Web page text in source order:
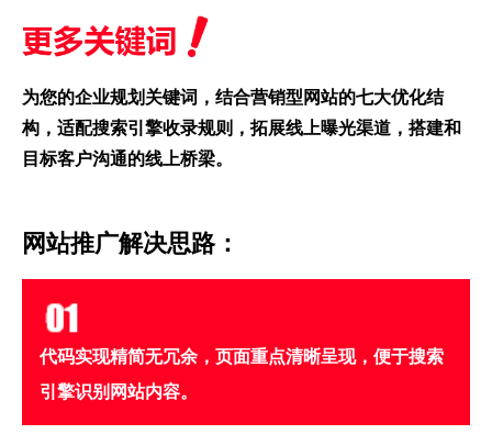
为您的企业规划关键词，结合营销型网站的七大优化结
构，适配搜索引擎收录规则，拓展线上曝光渠道，搭建和
目标客户沟通的线上桥梁。
网站推广解决思路：
代码实现精简无冗余，页面重点清晰呈现，便于搜索
引擎识别网站内容。